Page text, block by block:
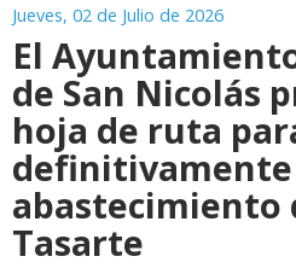
Jueves, 02 de Julio de 2026
El
de San Nicolás
hoja de ruta
abastecimiento
Tasarte